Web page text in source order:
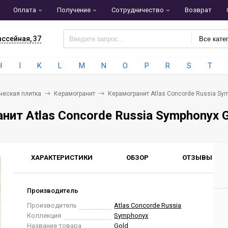
Оплата Получение Сотрудничество Возврат
37 Все
I K L M N O P R S T
плитка Керамогранит Керамогранит Atlas Concorde Russia
Atlas Concorde Russia Symphonyx
ХАРАКТЕРИСТИКИ ОБЗОР ОТЗЫВЫ
Производитель
Производитель
Atlas Concorde Russia
Коллекция
Symphonyx
Название товара
Gold